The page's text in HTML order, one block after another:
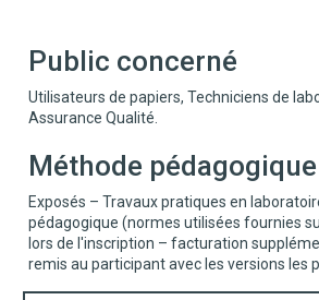
Public concerné
Utilisateurs de papiers, Techniciens de
Assurance Qualité.
Méthode pédagogique
Exposés – Travaux pratiques en
pédagogique (normes utilisées fournies
lors de l'inscription – facturation
remis au participant avec les versions les